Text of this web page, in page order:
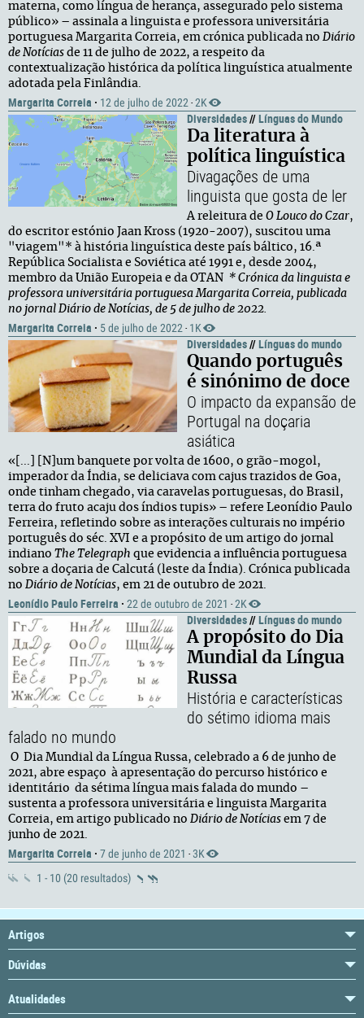
materna, como língua de herança, assegurado pelo sistema
público» – assinala a linguista e professora universitária
portuguesa Margarita Correia, em crónica publicada no Diário
de Notícias de 11 de julho de 2022, a respeito da
contextualização histórica da política linguística atualmente
adotada pela Finlândia.
Margarita Correia · 12 de julho de 2022 · 2K
Diversidades//Línguas do Mundo
Da literatura à
política linguística
Divagações de uma
linguista que gosta de ler
A releitura de O Louco do Czar,
do escritor estónio Jaan Kross (1920-2007), suscitou uma
"viagem"* à história linguística deste país báltico, 16.ª
República Socialista e Soviética até 1991 e, desde 2004,
membro da União Europeia e da OTAN * Crónica da linguista e
professora universitária portuguesa Margarita Correia, publicada
no jornal Diário de Notícias, de 5 de julho de 2022.
Margarita Correia · 5 de julho de 2022 · 1K
Diversidades//Línguas do mundo
Quando português
é sinónimo de doce
O impacto da expansão de
Portugal na doçaria
asiática
«[...] [N]um banquete por volta de 1600, o grão-mogol,
imperador da Índia, se deliciava com cajus trazidos de Goa,
onde tinham chegado, via caravelas portuguesas, do Brasil,
terra do fruto acaju dos índios tupis» – refere Leonídio Paulo
Ferreira, refletindo sobre as interações culturais no império
português do séc. XVI e a propósito de um artigo do jornal
indiano The Telegraph que evidencia a influência portuguesa
sobre a doçaria de Calcutá (leste da Índia). Crónica publicada
no Diário de Notícias, em 21 de outubro de 2021.
Leonídio Paulo Ferreira · 22 de outubro de 2021 · 2K
Diversidades//Línguas do mundo
A propósito do Dia
Mundial da Língua
Russa
História e características
do sétimo idioma mais
falado no mundo
O Dia Mundial da Língua Russa, celebrado a 6 de junho de
2021, abre espaço à apresentação do percurso histórico e
identitário da sétima língua mais falada do mundo –
sustenta a professora universitária e linguista Margarita
Correia, em artigo publicado no Diário de Notícias em 7 de
junho de 2021.
Margarita Correia · 7 de junho de 2021 · 3K
1 - 10 (20 resultados)
Artigos
Dúvidas
Atualidades